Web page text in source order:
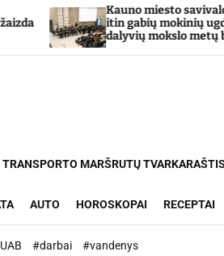
Kauno miesto savivaldybė
itin gabių mokinių ugdymo
dalyvių mokslo metų baigimo šventė
TRANSPORTO MARŠRUTŲ
AUTO HOROSKOPAI RECEPTAI
#darbai #vandenys